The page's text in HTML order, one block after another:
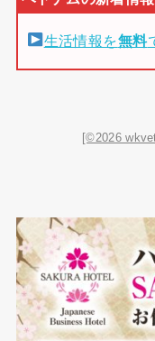
生活情報を無料
[©2026